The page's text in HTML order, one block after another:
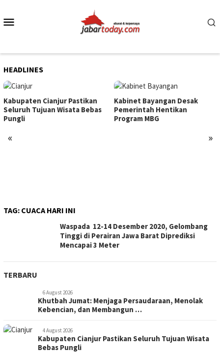
content
HEADLINES
« »
Kabupaten Cianjur Pastikan
Seluruh Tujuan Wisata Bebas
Pungli
Kabinet Bayangan Desak
Pemerintah Hentikan
Program MBG
TAG: CUACA HARI INI
Waspada 12-14 Desember 2020, Gelombang
Tinggi di Perairan Jawa Barat Diprediksi
Mencapai 3 Meter
TERBARU
6 August 2026
Khutbah Jumat: Menjaga Persaudaraan, Menolak
Kebencian, dan Membangun …
4 August 2026
Kabupaten Cianjur Pastikan Seluruh Tujuan Wisata
Bebas Pungli